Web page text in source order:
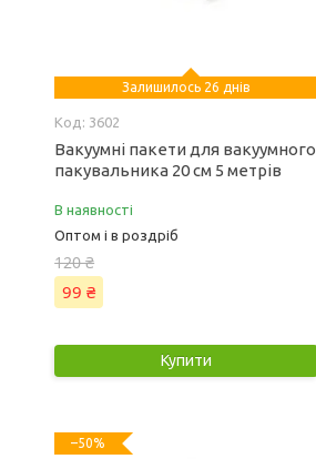
Залишилось 26 днів
3602
Вакуумні пакети для вакуумного
пакувальника 20 см 5 метрів
В наявності
Оптом і в роздріб
120 ₴
99 ₴
Купити
–50%